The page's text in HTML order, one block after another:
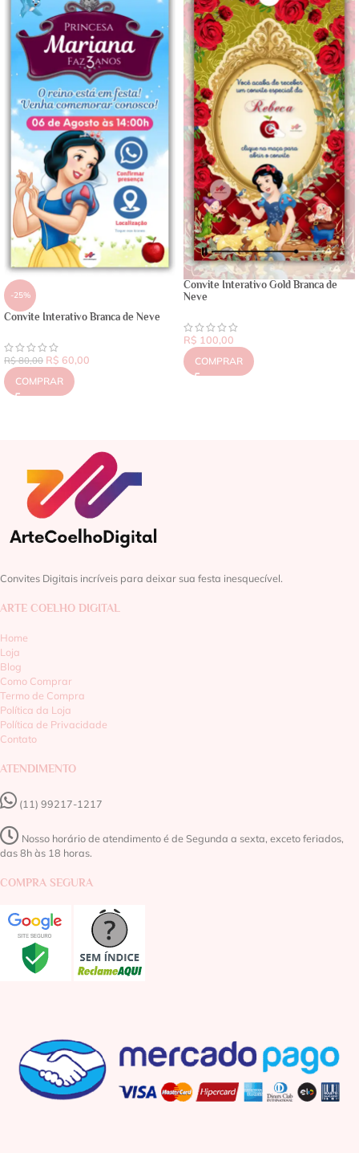
-25%
Convite Interativo Branca de Neve
R$80,00 R$ 60,00
COMPRAR
Convite Interativo Gold Branca de
Neve
R$ 100,00
COMPRAR
Convites Digitais incríveis para deixar sua festa inesquecível.
ARTE COELHO DIGITAL
Home
Loja
Blog
Como Comprar
Termo de Compra
Política da Loja
Política de Privacidade
Contato
ATENDIMENTO
(11) 99217-1217‬
Nosso horário de atendimento é de Segunda a sexta, exceto feriados,
das 8h às 18 horas.
COMPRA SEGURA